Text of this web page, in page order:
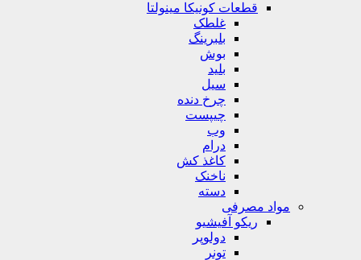
قطعات کونیکا مینولتا
غلطک
بلبرینگ
بوش
بلید
سیل
چرخ دنده
چیپست
وب
درام
کاغذ کش
ناخنک
دسته
مواد مصرفی
ریکو آفیشیو
دولوپر
تونر